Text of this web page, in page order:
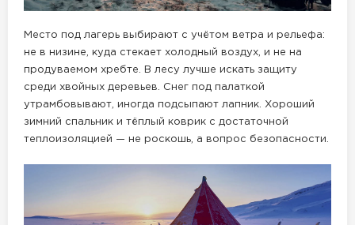
Место под лагерь выбирают с учётом ветра и рельефа:
не в низине, куда стекает холодный воздух, и не на
продуваемом хребте. В лесу лучше искать защиту
среди хвойных деревьев. Снег под палаткой
утрамбовывают, иногда подсыпают лапник. Хороший
зимний спальник и тёплый коврик с достаточной
теплоизоляцией — не роскошь, а вопрос безопасности.